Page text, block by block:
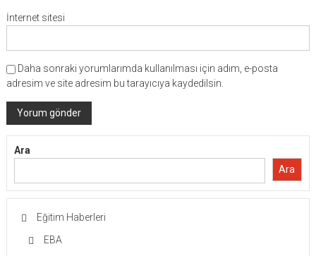
İnternet sitesi
Daha sonraki yorumlarımda kullanılması için adım, e-posta
adresim ve site adresim bu tarayıcıya kaydedilsin.
Ara
Ara
Eğitim Haberleri
EBA